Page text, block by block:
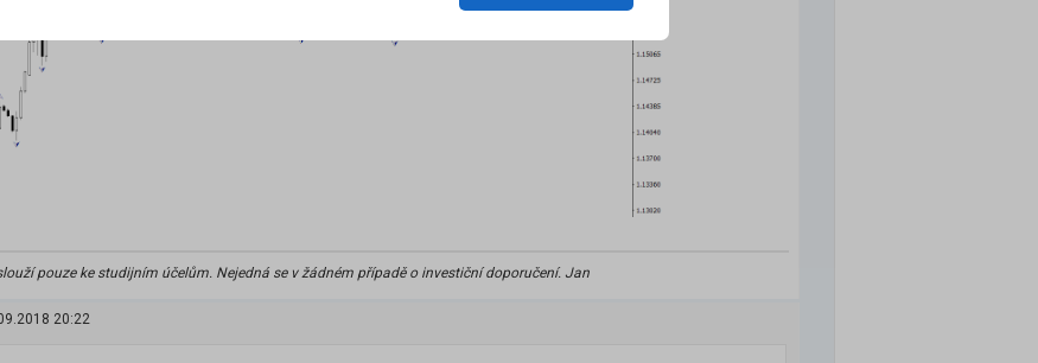
pouze ke studijním účelům. Nejedná se v žádném případě o investiční doporučení. Jan
20:22